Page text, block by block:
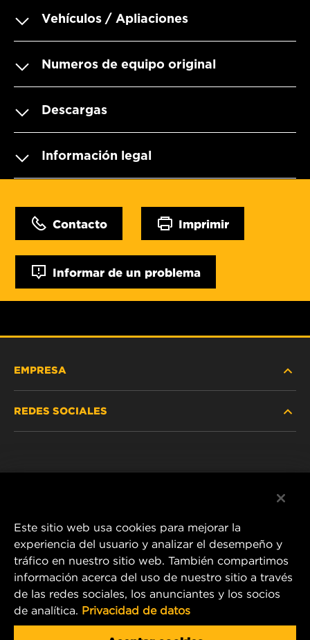
Vehículos / Apliaciones
Numeros de equipo original
Descargas
Información legal
Contacto Imprimir
Informar de un problema
EMPRESA
REDES SOCIALES
1 Wix Way
P.O. Box 1967
Gastonia, NC 28054
Product & Customer Service Email:
Este sitio web usa cookies para mejorar la
experiencia del usuario y analizar el desempeño y
tráfico en nuestro sitio web. También compartimos
información acerca del uso de nuestro sitio a través
de las redes sociales, los anunciantes y los socios
de analítica. Privacidad de datos